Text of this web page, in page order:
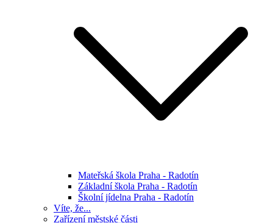
Mateřská škola Praha - Radotín
Základní škola Praha - Radotín
Školní jídelna Praha - Radotín
Víte, že...
Zařízení městské části